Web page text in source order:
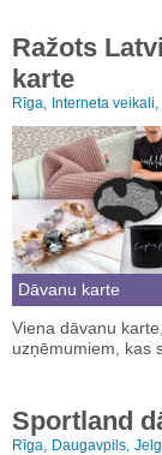
Ražots
karte
Rīga, Interneta veikali,
Dāvanu karte
Viena dāvanu
uzņēmumiem, kas
Sportland
Rīga, Daugavpils,